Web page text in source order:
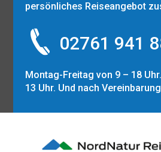
persönliches Reiseangebot
02761 941
Montag-Freitag von 9 – 18
13 Uhr. Und nach Vereinbarung